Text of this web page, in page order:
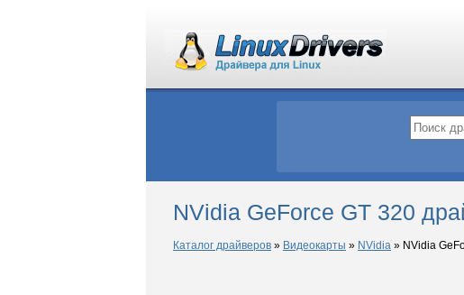
NVidia GeForce GT 320
Каталог драйверов » Видеокарты » NVidia » NVidia